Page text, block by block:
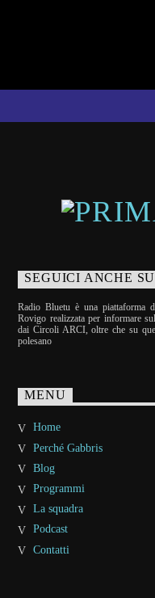
SEGUICI ANCHE SU
Radio Bluetu è una piattaforma
Rovigo realizzata per informare
dai Circoli ARCI, oltre che su
polesano
MENU
Home
Perché Gabbris
Blog
Programmi
La squadra
Podcast
Contatti